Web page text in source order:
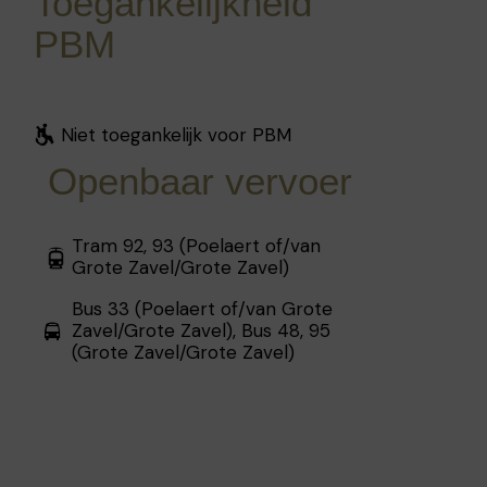
PBM
Niet toegankelijk voor PBM
Openbaar vervoer
Tram 92, 93 (Poelaert of/van
Grote Zavel/Grote Zavel)
Bus 33 (Poelaert of/van Grote
Zavel/Grote Zavel), Bus 48, 95
(Grote Zavel/Grote Zavel)